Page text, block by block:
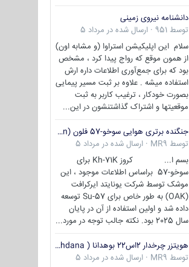
دانشنامه نیروی زمینی
توسط 951
· ارسال شده در مرداد 5
سلام این اپلیکیشن استراوا (و مشابه اون)
از همون موقع که رواج پیدا کرد ، مشخص
بود که برای جمع‌آوری اطلاعات داره ارش
استفاده میشه . علاوه بر ثبت مسیر پیمایی
بصورت خودکار ، ترغیب کاربر به ثبت
موقعیتها و اشتراک‌ گذاشتنشون در این...
جنگنده برتری هوایی سوخو-57 فلون (Su-57/Felon)
توسط MR9
· ارسال شده در مرداد 5
بسم ا... کروز Kh-71K برای
سوخو-57 براساس اطلاعات موجود ، این
موشک توسط شرکت یونایتد ایرکرافت
(OAK) به طور خاص برای Su-57 توسعه
داده شد و اولین استفاده از آن در پایان
سال 2025 بود. نکته جالب توجه در مورد...
هویتزر چرخدار 2اس22 بوهدانا ( wheeled howitzer 2S22 Bohdana )
توسط MR9
· ارسال شده در مرداد 5